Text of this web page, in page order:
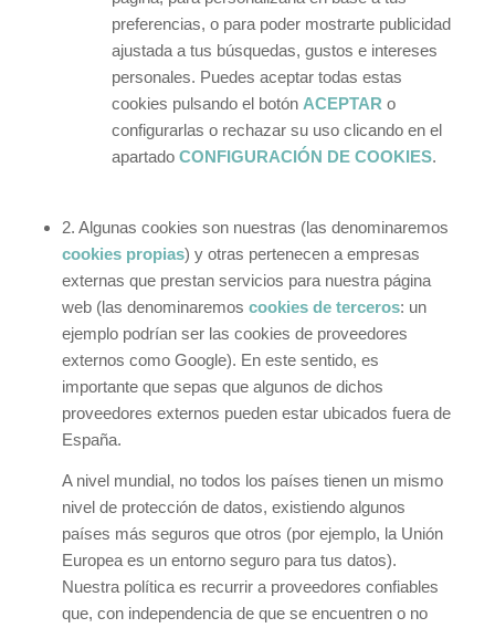
preferencias, o para poder mostrarte publicidad
ajustada a tus búsquedas, gustos e intereses
personales. Puedes aceptar todas estas
cookies pulsando el botón ACEPTAR o
configurarlas o rechazar su uso clicando en el
apartado CONFIGURACIÓN DE COOKIES.
2. Algunas cookies son nuestras (las denominaremos
cookies propias) y otras pertenecen a empresas
externas que prestan servicios para nuestra página
web (las denominaremos cookies de terceros: un
ejemplo podrían ser las cookies de proveedores
externos como Google). En este sentido, es
importante que sepas que algunos de dichos
proveedores externos pueden estar ubicados fuera de
España.
A nivel mundial, no todos los países tienen un mismo
nivel de protección de datos, existiendo algunos
países más seguros que otros (por ejemplo, la Unión
Europea es un entorno seguro para tus datos).
Nuestra política es recurrir a proveedores confiables
que, con independencia de que se encuentren o no